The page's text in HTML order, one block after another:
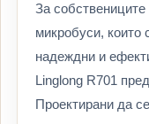
За
микробуси, които
надеждни и
Linglong R701
Проектирани да